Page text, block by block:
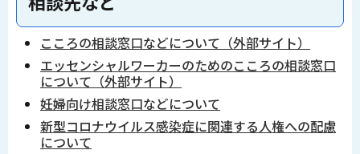
こころの相談窓口などについて（外部サイト）
エッセンシャルワーカーのためのこころの相談窓口
について（外部サイト）
妊婦向け相談窓口などについて
新型コロナウイルス感染症に関連する人権への配慮
について